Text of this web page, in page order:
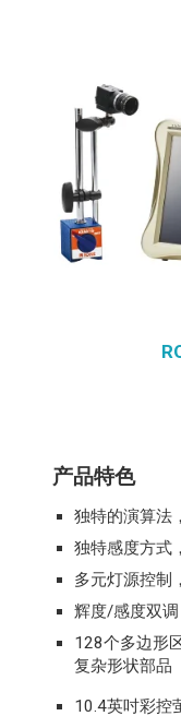
产品特色
独特的演算法
独特感度方式
多元灯源控制
辉度/感度双
128个多边形
复杂形状部品
10.4英吋彩控